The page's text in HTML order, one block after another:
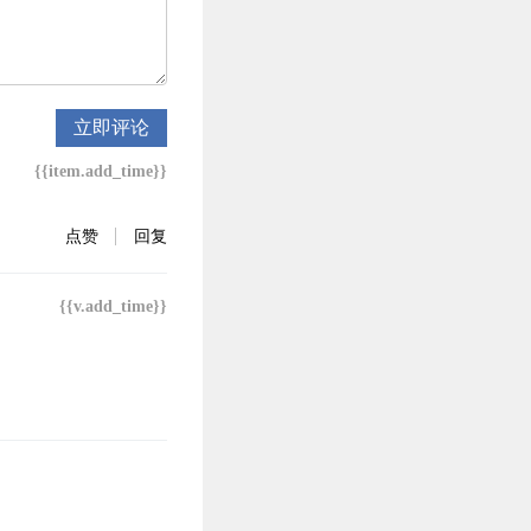
立即评论
{{item.add_time}}
点赞 回复
{{v.add_time}}